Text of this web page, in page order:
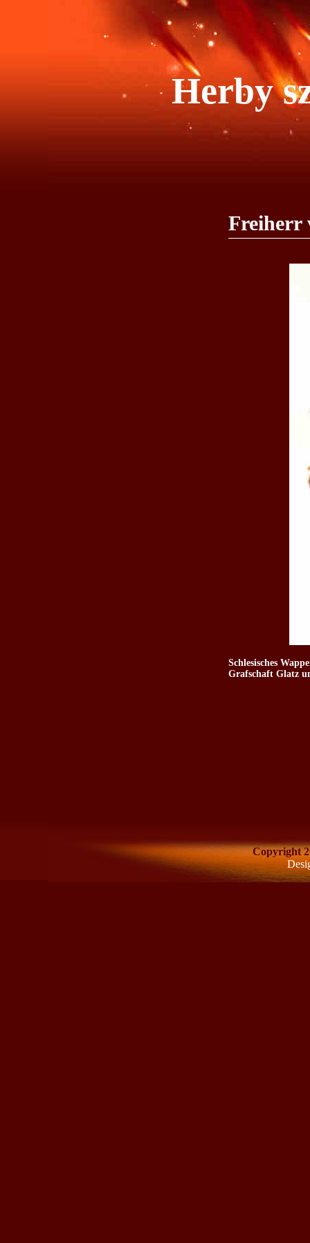
Herby
Freiherr
Schlesisches
Grafschaft Glatz
Copyright